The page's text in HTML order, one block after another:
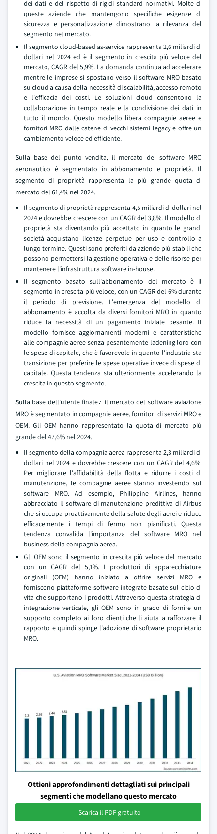
dei dati e del rispetto di rigidi standard normativi. Molte di
queste aziende che mantengono specifiche esigenze di
sicurezza e personalizzazione dimostrano la rilevanza del
segmento nel mercato.
Il segmento cloud-based as-service rappresenta 2,6 miliardi di
dollari nel 2024 ed è il segmento in crescita più veloce del
mercato, CAGR del 5,9%. La domanda continua ad accelerare
mentre le imprese si spostano verso il software MRO basato
su cloud a causa della necessità di scalabilità, accesso remoto
e l'efficacia dei costi. Le soluzioni cloud consentono la
collaborazione in tempo reale e la condivisione dei dati in
tutto il mondo. Questo modello libera compagnie aeree e
fornitori MRO dalle catene di vecchi sistemi legacy e offre un
cambiamento veloce ed efficiente.
Sulla base del punto vendita, il mercato del software MRO
aeronautico è segmentato in abbonamento e proprietà. Il
segmento di proprietà rappresenta la più grande quota di
mercato del 61,4% nel 2024.
Il segmento di proprietà rappresenta 4,5 miliardi di dollari nel
2024 e dovrebbe crescere con un CAGR del 3,8%. Il modello di
proprietà sta diventando più accettato in quanto le grandi
società acquistano licenze perpetue per uso e controllo a
lungo termine. Questi sono preferiti da aziende più stabili che
possono permettersi la gestione operativa e delle risorse per
mantenere l'infrastruttura software in-house.
Il segmento basato sull'abbonamento del mercato è il
segmento in crescita più veloce, con un CAGR del 6% durante
il periodo di previsione. L'emergenza del modello di
abbonamento è accolta da diversi fornitori MRO in quanto
riduce la necessità di un pagamento iniziale pesante. Il
modello fornisce aggiornamenti moderni e caratteristiche
alle compagnie aeree senza pesantemente ladening loro con
le spese di capitale, che è favorevole in quanto l'industria sta
transizione per preferire le spese operative invece di spese di
capitale. Questa tendenza sta ulteriormente accelerando la
crescita in questo segmento.
Sulla base dell'utente finale♪ il mercato del software aviazione
MRO è segmentato in compagnie aeree, fornitori di servizi MRO e
OEM. Gli OEM hanno rappresentato la quota di mercato più
grande del 47,6% nel 2024.
Il segmento della compagnia aerea rappresenta 2,3 miliardi di
dollari nel 2024 e dovrebbe crescere con un CAGR del 4,6%.
Per migliorare l'affidabilità della flotta e ridurre i costi di
manutenzione, le compagnie aeree stanno investendo sul
software MRO. Ad esempio, Philippine Airlines, hanno
abbracciato il software di manutenzione predittiva di Airbus
che si occupa proattivamente della salute degli aerei e riduce
efficacemente i tempi di fermo non pianificati. Questa
tendenza convalida l'importanza del software MRO nel
business della compagnia aerea.
Gli OEM sono il segmento in crescita più veloce del mercato
con un CAGR del 5,1%. I produttori di apparecchiature
originali (OEM) hanno iniziato a offrire servizi MRO e
forniscono piattaforme software integrate basate sul ciclo di
vita che supportano i prodotti. Attraverso questa strategia di
integrazione verticale, gli OEM sono in grado di fornire un
supporto completo ai loro clienti che li aiuta a rafforzare il
rapporto e quindi spinge l'adozione di software proprietario
MRO.
Ottieni approfondimenti dettagliati sui principali
segmenti che modellano questo mercato
Scarica il PDF gratuito